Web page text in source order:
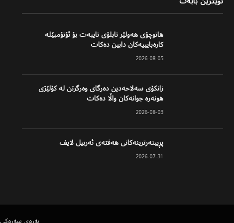
هاتوچۆی هەولێر تابلۆی تایبەت بۆ ئۆتۆمبێلە
کارەبایییەکان دابین دەکات
2026-08-05
زانکۆی سەلاحەدین دەرگای وەرگرتن لە کۆلێژی
هونەرە جوانەکان واڵا دەکات
2026-08-03
پڕبینەرترینەکانی هەفتەی ئەربیل لایف
2026-07-31